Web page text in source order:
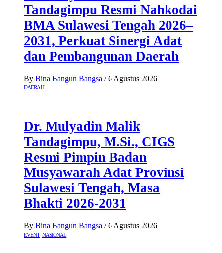
Tandagimpu Resmi Nahkodai
BMA Sulawesi Tengah 2026–
2031, Perkuat Sinergi Adat
dan Pembangunan Daerah
By Bina Bangun Bangsa / 6 Agustus 2026
DAERAH
Dr. Mulyadin Malik
Tandagimpu, M.Si., CIGS
Resmi Pimpin Badan
Musyawarah Adat Provinsi
Sulawesi Tengah, Masa
Bhakti 2026-2031
By Bina Bangun Bangsa / 6 Agustus 2026
EVENT NASIONAL